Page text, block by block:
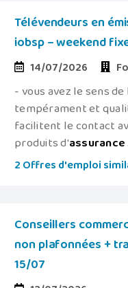
Télévendeurs en
iobsp – weekend
14/07/2026
- vous avez le sens
tempérament et
facilitent le contact
produits d'assurance
2 Offres d'emploi
Conseillers
non plafonnées +
15/07